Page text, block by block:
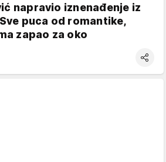
napravio iznenađenje iz
puca od romantike,
zapao za oko